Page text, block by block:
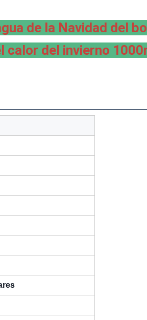
de la Navidad del
calor del invierno